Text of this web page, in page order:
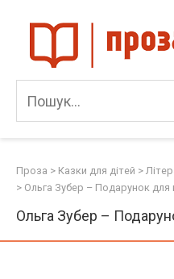
content
Проза > Казки для дітей >
> Ольга Зубер – Подарунок
Ольга Зубер –